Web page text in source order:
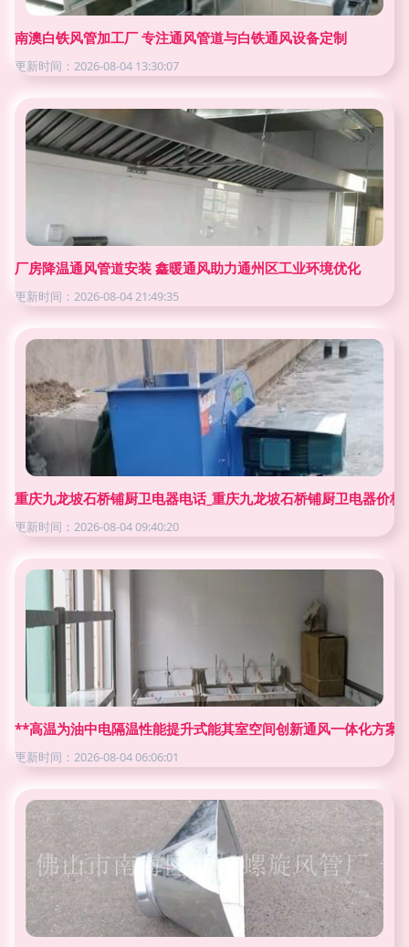
南澳白铁风管加工厂 专注通风管道与白铁通风设备定制
更新时间：2026-08-04 13:30:07
厂房降温通风管道安装 鑫暖通风助力通州区工业环境优化
更新时间：2026-08-04 21:49:35
重庆九龙坡石桥铺厨卫电器电话_重庆九龙坡石桥铺厨卫电器价格
更新时间：2026-08-04 09:40:20
**高温为油中电隔温性能提升式能其室空间创新通风一体化方
更新时间：2026-08-04 06:06:01